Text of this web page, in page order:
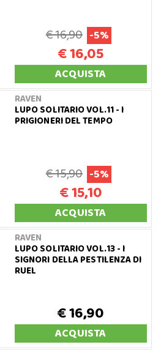
€ 16,90 -5%
€ 16,05
ACQUISTA
RAVEN
LUPO SOLITARIO VOL.11 - I
PRIGIONERI DEL TEMPO
€ 15,90 -5%
€ 15,10
ACQUISTA
RAVEN
LUPO SOLITARIO VOL.13 - I
SIGNORI DELLA PESTILENZA DI
RUEL
€ 16,90
ACQUISTA